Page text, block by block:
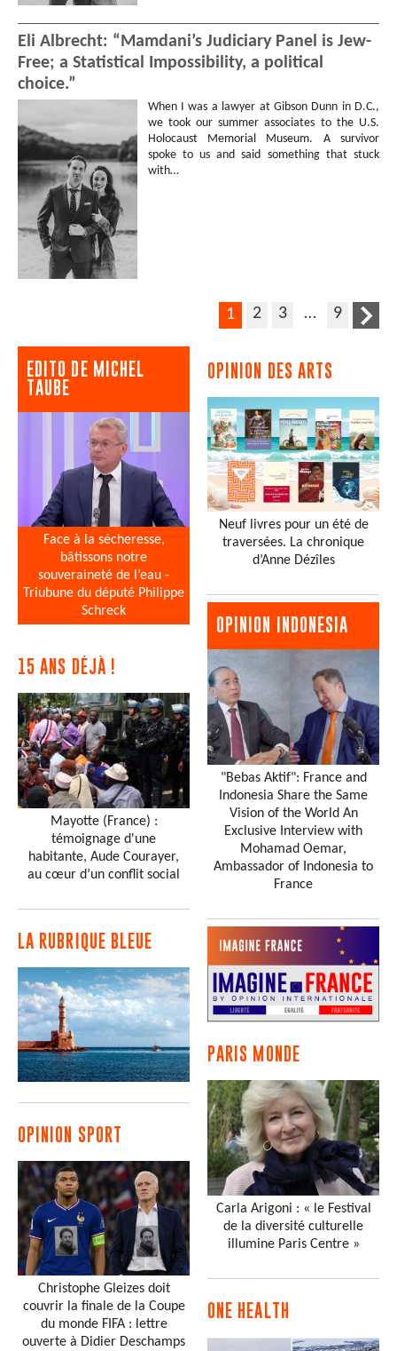
Eli Albrecht: “Mamdani’s Judiciary Panel is Jew-
Free; a Statistical Impossibility, a political
choice.”
When I was a lawyer at Gibson Dunn in D.C.,
we took our summer associates to the U.S.
Holocaust Memorial Museum. A survivor
spoke to us and said something that stuck
with…
1 2 3 … 9
EDITO DE MICHEL
TAUBE
Face à la sécheresse,
bâtissons notre
souveraineté de l’eau -
Triubune du député Philippe
Schreck
15 ANS DÉJÀ !
Mayotte (France) :
témoignage d'une
habitante, Aude Courayer,
au cœur d’un conflit social
LA RUBRIQUE BLEUE
OPINION SPORT
Christophe Gleizes doit
couvrir la finale de la Coupe
du monde FIFA : lettre
ouverte à Didier Deschamps
OPINION DES ARTS
Neuf livres pour un été de
traversées. La chronique
d’Anne Dézîles
OPINION INDONESIA
"Bebas Aktif": France and
Indonesia Share the Same
Vision of the World An
Exclusive Interview with
Mohamad Oemar,
Ambassador of Indonesia to
France
PARIS MONDE
Carla Arigoni : « le Festival
de la diversité culturelle
illumine Paris Centre »
ONE HEALTH